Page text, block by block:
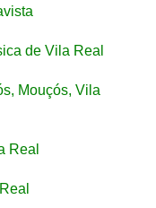
de Vila Real
Mouçós, Vila
Real